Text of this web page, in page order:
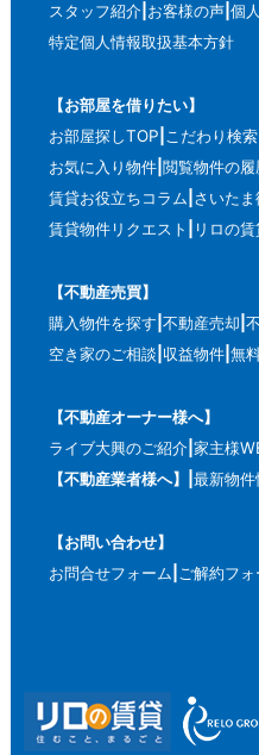
スタッフ紹介 お客様の声 個
特定個人情報取扱基本方針
【お部屋を借りたい】
お部屋探しTOP こだわり検索
お気に入り物件 閲覧物件の履
賃貸お役立ちコラム さいた
賃貸物件リクエスト
リロの
【不動産売買】
購入物件を探す 不動産売却
空き家のご相談 収益物件 無
【不動産オーナー様へ】
ライブ大興のご紹介 家主様
【不動産業者様へ】
最新物
【お問い合わせ】
お問合せフォーム ご解約フォ